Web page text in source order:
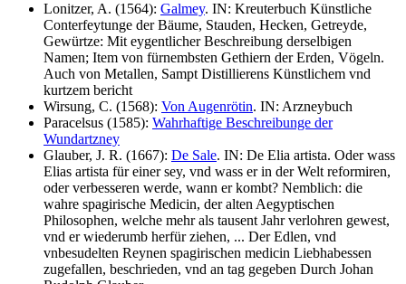
Lonitzer, A. (1564): Galmey. IN: Kreuterbuch Künstliche
Conterfeytunge der Bäume, Stauden, Hecken, Getreyde,
Gewürtze: Mit eygentlicher Beschreibung derselbigen
Namen; Item von fürnembsten Gethiern der Erden, Vögeln.
Auch von Metallen, Sampt Distillierens Künstlichem vnd
kurtzem bericht
Wirsung, C. (1568): Von Augenrötin. IN: Arzneybuch
Paracelsus (1585): Wahrhaftige Beschreibunge der
Wundartzney
Glauber, J. R. (1667): De Sale. IN: De Elia artista. Oder wass
Elias artista für einer sey, vnd wass er in der Welt reformiren,
oder verbesseren werde, wann er kombt? Nemblich: die
wahre spagirische Medicin, der alten Aegyptischen
Philosophen, welche mehr als tausent Jahr verlohren gewest,
vnd er wiederumb herfür ziehen, ... Der Edlen, vnd
vnbesudelten Reynen spagirischen medicin Liebhabessen
zugefallen, beschrieden, vnd an tag gegeben Durch Johan